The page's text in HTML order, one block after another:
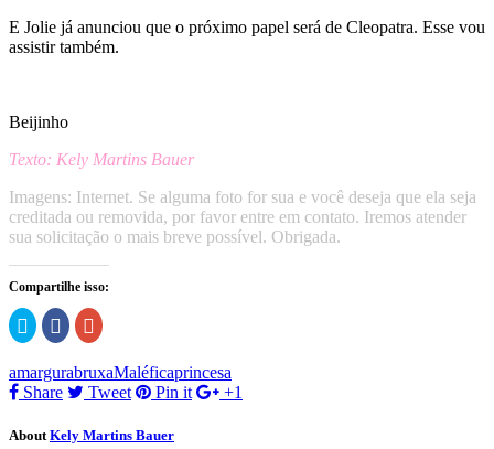
E Jolie já anunciou que o próximo papel será de Cleopatra. Esse vou
assistir também.
Beijinho
Texto: Kely Martins Bauer
Imagens: Internet. Se alguma foto for sua e você deseja que ela seja
creditada ou removida, por favor entre em contato. Iremos atender
sua solicitação o mais breve possível. Obrigada.
Compartilhe isso:
Clique
para
compartilhar
Twitter(abre
em
nova
Clique
para
compartilhar
Facebook(abre
em
nova
Compartilhe
no
em
nova
janela)
amargurabruxaMaléficaprincesa
Share
Tweet Pin it +1
About Kely Martins Bauer